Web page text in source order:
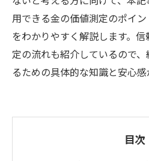
用できる金の価値測定のポイ
をわかりやすく解説します。
定の流れも紹介しているので
るための具体的な知識と安心感
目次